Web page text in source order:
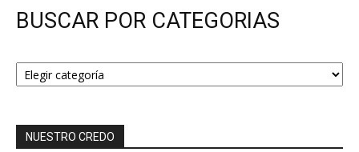
BUSCAR POR CATEGORIAS
BUSCAR
POR
NUESTRO CREDO